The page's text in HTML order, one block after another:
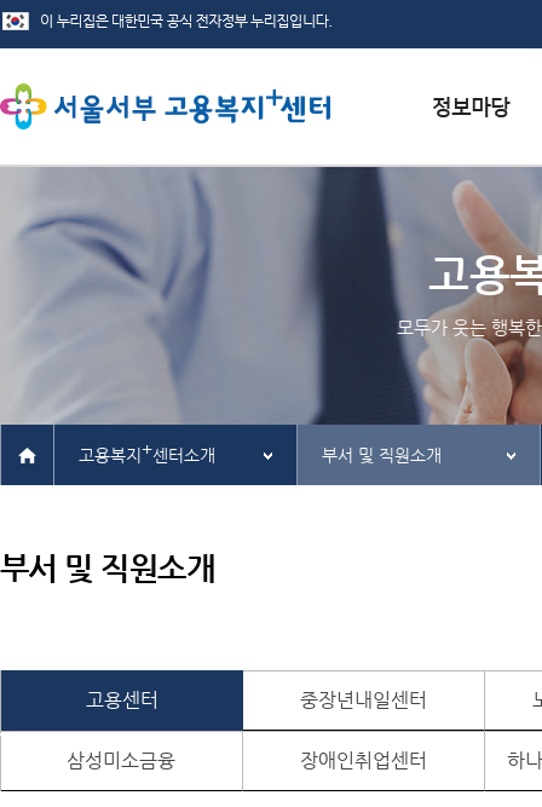
서식자료실
채용정보
인재정보
관련사이트
고용
모두가 웃는 행복
고용복지 +센터소개 부서 및 직원소개
부서 및 직원소개
고용센터 중장년내일센터
삼성미소금융 장애인취업센터 하